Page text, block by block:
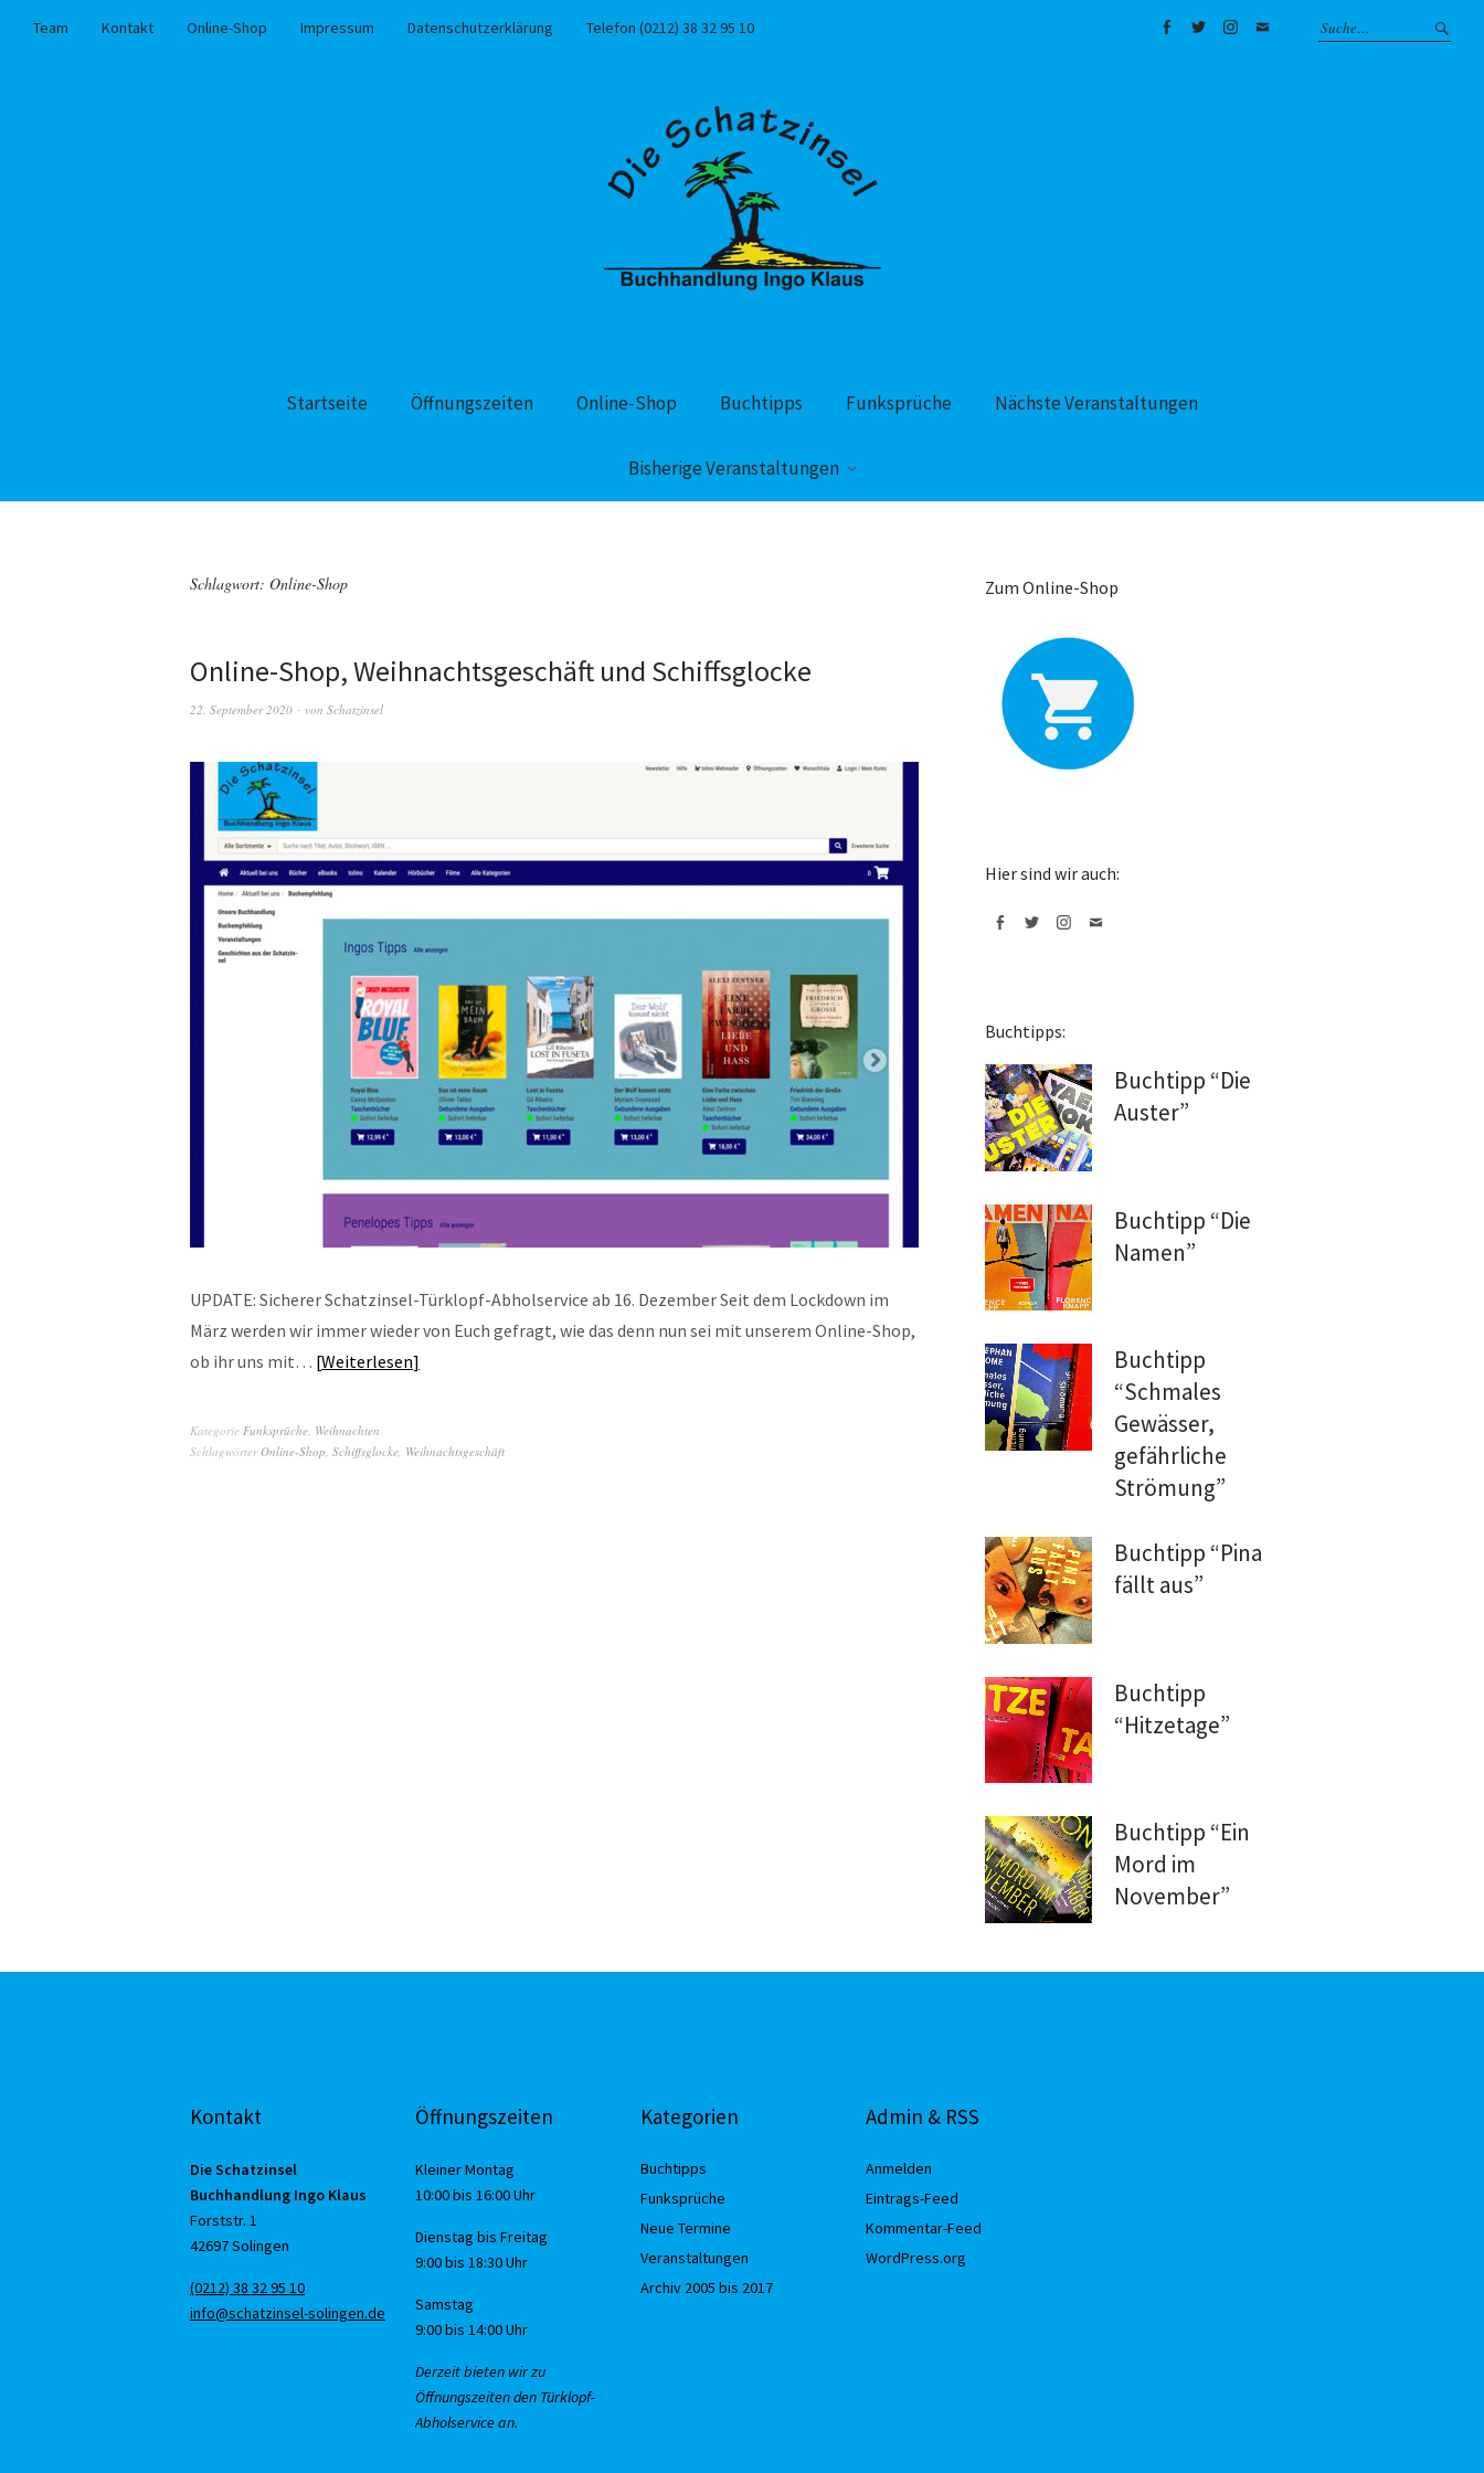
Team Kontakt Online-Shop Impressum Datenschutzerklärung
Telefon (0212) 38 32 95 10
Startseite Öffnungszeiten Online-Shop Buchtipps Funksprüche Nächste Veranstaltungen
Bisherige Veranstaltungen
Schlagwort: Online-Shop
Online-Shop, Weihnachtsgeschäft und Schiffsglocke
22. September 2020 von Schatzinsel
UPDATE: Sicherer Schatzinsel-Türklopf-Abholservice ab 16. Dezember Seit dem Lockdown im
März werden wir immer wieder von Euch gefragt, wie das denn nun sei mit unserem Online-Shop,
ob ihr uns mit… Weiterlesen
Kategorie Funksprüche, Weihnachten
SchlagwörterOnline-Shop, Schiffsglocke, Weihnachtsgeschäft
Zum Online-Shop
Hier sind wir auch:
Buchtipps:
Buchtipp “Die
Auster”
Buchtipp “Die
Namen”
Buchtipp
“Schmales
Gewässer,
gefährliche
Strömung”
Buchtipp “Pina
fällt aus”
Buchtipp
“Hitzetage”
Buchtipp “Ein
Mord im
November”
Kontakt
Die Schatzinsel
Buchhandlung Ingo Klaus
Forststr. 1
42697 Solingen
(0212) 38 32 95 10
info@schatzinsel-solingen.de
Öffnungszeiten
Kleiner Montag
10:00 bis 16:00 Uhr
Dienstag bis Freitag
9:00 bis 18:30 Uhr
Samstag
9:00 bis 14:00 Uhr
Derzeit bieten wir zu
Öffnungszeiten den Türklopf-
Abholservice an.
Kategorien
Buchtipps
Funksprüche
Neue Termine
Veranstaltungen
Archiv 2005 bis 2017
Admin & RSS
Anmelden
Eintrags-Feed
Kommentar-Feed
WordPress.org